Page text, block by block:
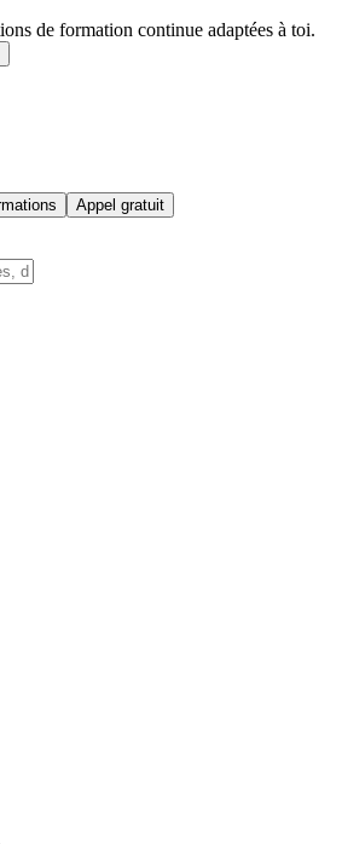
de formation continue adaptées à toi.
Appel gratuit